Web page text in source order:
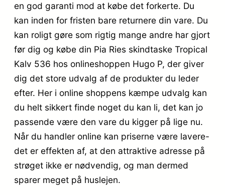
en god garanti mod at købe det forkerte. Du
kan inden for fristen bare returnere din vare. Du
kan roligt gøre som rigtig mange andre har gjort
før dig og købe din Pia Ries skindtaske Tropical
Kalv 536 hos onlineshoppen Hugo P, der giver
dig det store udvalg af de produkter du leder
efter. Her i online shoppens kæmpe udvalg kan
du helt sikkert finde noget du kan li, det kan jo
passende være den vare du kigger på lige nu.
Når du handler online kan priserne være lavere-
det er effekten af, at den attraktive adresse på
strøget ikke er nødvendig, og man dermed
sparer meget på huslejen.